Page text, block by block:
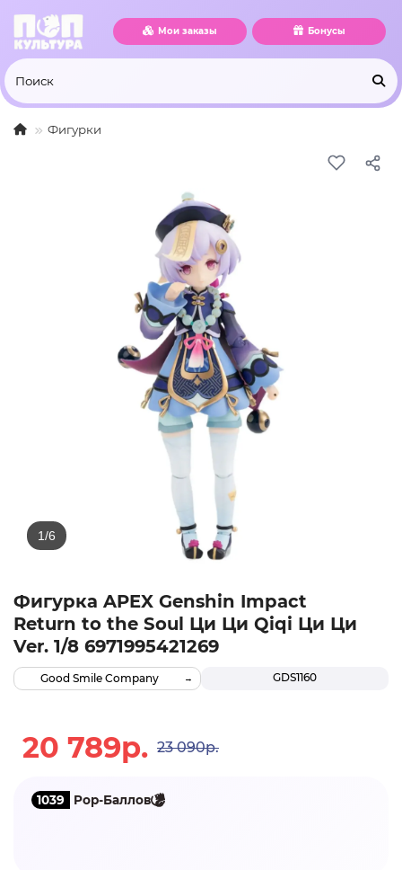
Мои заказы Бонусы
Фигурки
Фигурка APEX Genshin Impact
Return to the Soul Ци Ци Qiqi Ци Ци
Ver. 1/8 6971995421269
GDS1160
Good Smile Company
20 789р. 23 090р.
1039 Pop-Баллов